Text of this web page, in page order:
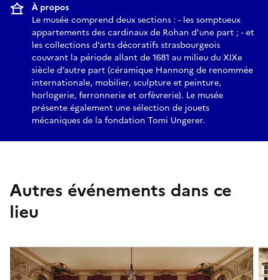
À propos
Le musée comprend deux sections : - les somptueux
appartements des cardinaux de Rohan d’une part ; - et
les collections d’arts décoratifs strasbourgeois
couvrant la période allant de 1681 au milieu du XIXe
siècle d’autre part (céramique Hannong de renommée
internationale, mobilier, sculpture et peinture,
horlogerie, ferronnerie et orfèvrerie). Le musée
présente également une sélection de jouets
mécaniques de la fondation Tomi Ungerer.
Autres événements dans ce
lieu